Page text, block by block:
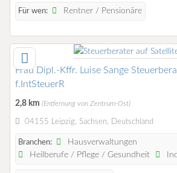
Für wen: Rentner / Pensionäre
Frau Dipl.-Kffr. Luise Sange
f.IntSteuerR
2,8 km (Entfernung von Zentrum-Ost)
04155 Leipzig, Sachsen, Deutschland
Branchen:
Hausverwaltungen
Heilberufe / Pflege / Gesundheit